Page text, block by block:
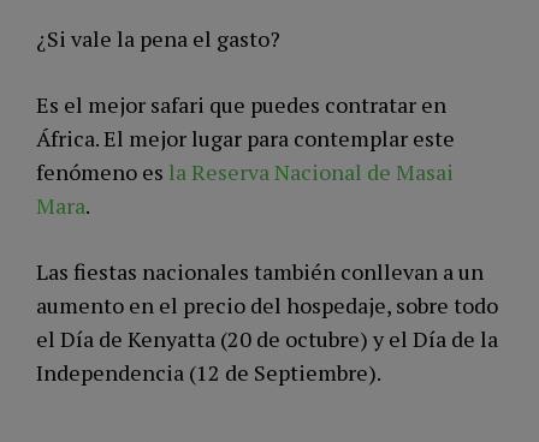
¿Si vale la pena el gasto?
Es el mejor safari que puedes contratar en
África. El mejor lugar para contemplar este
fenómeno es la Reserva Nacional de Masai
Mara.
Las fiestas nacionales también conllevan a un
aumento en el precio del hospedaje, sobre todo
el Día de Kenyatta (20 de octubre) y el Día de la
Independencia (12 de Septiembre).